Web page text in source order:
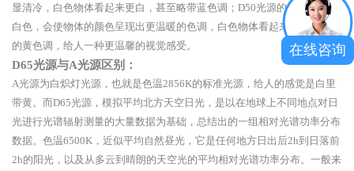
显清冷，白色物体看起来更白，甚至略带蓝色调；D50光源的光色则偏黄
白色，会使物体的颜色呈现出更温暖的色调，白色物体看起来会带有淡淡
的黄色调，给人一种更温馨的视觉感受。
D65光源与A光源区别：
A光源为白炽灯光源，也就是色温2856K的标准光源，给人的感觉是白里
带黄。而D65光源，模拟平均北方天空日光，是以在地球上不同地点对日
光进行光谱辐射测量的大量数据为基础，总结出的一组相对光谱功率分布
数据。色温6500K，近似平均自然昼光，它是任何地方日出后2h到日落前
2h的阳光，以及从多云到晴朗的天空光的平均相对光谱功率分布。一般来
在线咨询